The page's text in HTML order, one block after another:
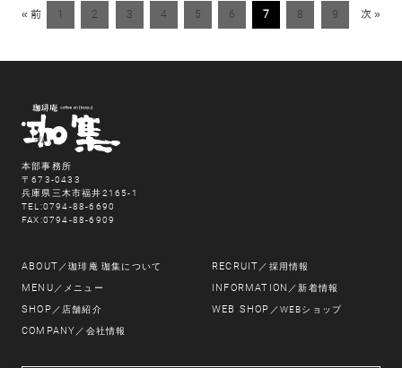
« 前 1 2 3 4 5 6 7 8 9 次 »
本部事務所
〒673-0433
兵庫県三木市福井2165-1
TEL:0794-88-6690
FAX:0794-88-6909
ABOUT ／珈琲庵 珈集について RECRUIT ／採用情報
MENU ／メニュー INFORMATION ／新着情報
SHOP ／店舗紹介 WEB SHOP ／WEBショップ
COMPANY ／会社情報